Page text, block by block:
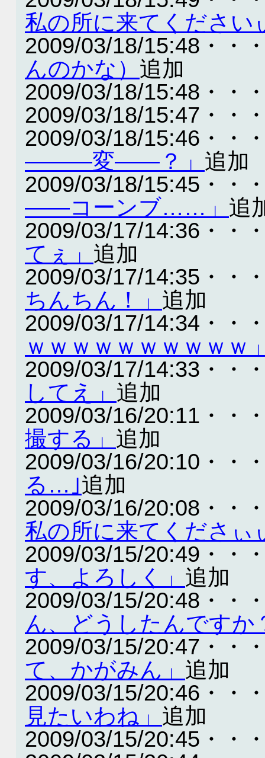
私の所に来てくださ
2009/03/18/15:48・・
んのかな） 追加
2009/03/18/15:48・・
2009/03/18/15:47・・
2009/03/18/15:46・・
―――変――？」 追加
2009/03/18/15:45・・
――コーンブ……」 追
2009/03/17/14:36・・
てぇ」 追加
2009/03/17/14:35・・
ちんちん！」 追加
2009/03/17/14:34・・
ｗｗｗｗｗｗｗｗｗｗ
2009/03/17/14:33・・
してえ」 追加
2009/03/16/20:11・・
撮する」 追加
2009/03/16/20:10・・
る…｣追加
2009/03/16/20:08・・
私の所に来てくださ
2009/03/15/20:49・・
す、よろしく」 追加
2009/03/15/20:48・・
ん、どうしたんですか
2009/03/15/20:47・・
て、かがみん」 追加
2009/03/15/20:46・・
見たいわね」 追加
2009/03/15/20:45・・